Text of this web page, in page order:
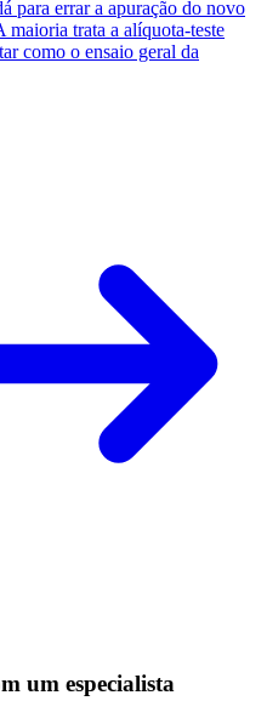
para errar a apuração do novo
maioria trata a alíquota-teste
como o ensaio geral da
um especialista